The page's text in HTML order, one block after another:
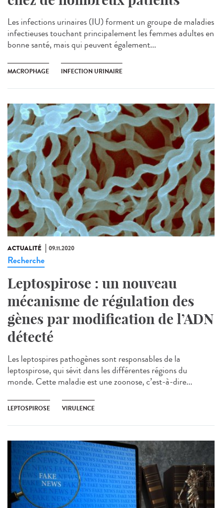
Les infections urinaires (IU) forment un groupe de maladies
infectieuses touchant principalement les femmes adultes en
bonne santé, mais qui peuvent également...
MACROPHAGE INFECTION URINAIRE
ACTUALITÉ 09.11.2020
Recherche
Leptospirose : un nouveau
mécanisme de régulation des
gènes par modification de l’ADN
détecté
Les leptospires pathogènes sont responsables de la
leptospirose, qui sévit dans les différentes régions du
monde. Cette maladie est une zoonose, c’est-à-dire...
LEPTOSPIROSE VIRULENCE